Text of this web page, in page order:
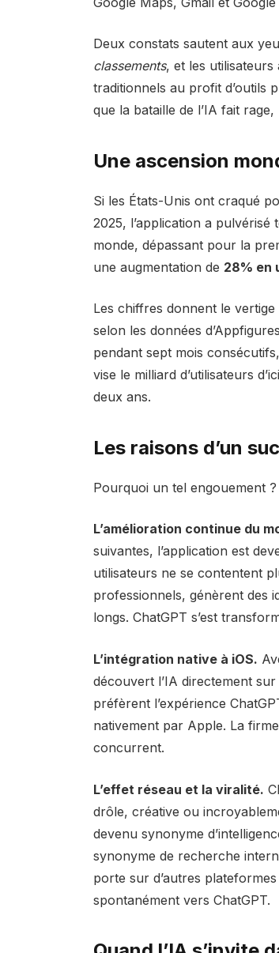
Deux constats sautent aux
classements, et les
traditionnels au profit d’outils
que la bataille de l’IA fait
Une ascension
Si les États-Unis ont craqué
2025, l’application a
monde, dépassant pour la
une augmentation de 28% en
Les chiffres donnent le
selon les données
pendant sept mois
vise le milliard d’utilisateurs
deux ans.
Les raisons d’un
Pourquoi un tel engouement
L’amélioration continue du
suivantes, l’application est
utilisateurs ne se contentent
professionnels, génèrent des
longs. ChatGPT s’est
L’intégration native à iOS.
découvert l’IA directement
préfèrent l’expérience
nativement par Apple. La
concurrent.
L’effet réseau et la viralité.
drôle, créative ou
devenu synonyme
synonyme de recherche
porte sur d’autres
spontanément vers ChatGPT.